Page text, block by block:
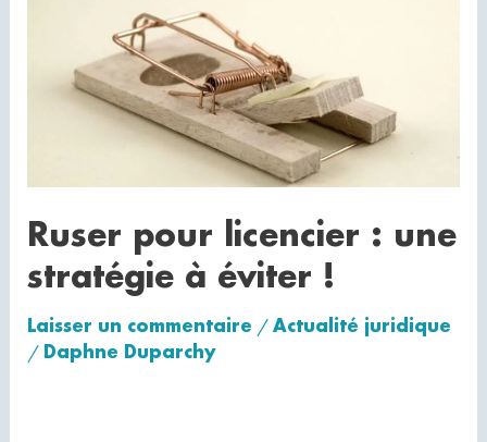
Ruser pour licencier : une
stratégie à éviter !
Laisser un commentaire / Actualité juridique
/ Daphne Duparchy
licencier
éviter